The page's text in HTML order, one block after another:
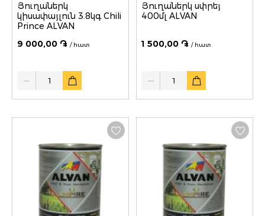
Յուղաներկ
կիսափայլուն 3.8կգ Chili
Prince ALVAN
9 000,00 ֏ / հատ
Յուղաներկ սփրեյ
400մլ ALVAN
1 500,00 ֏ / հատ